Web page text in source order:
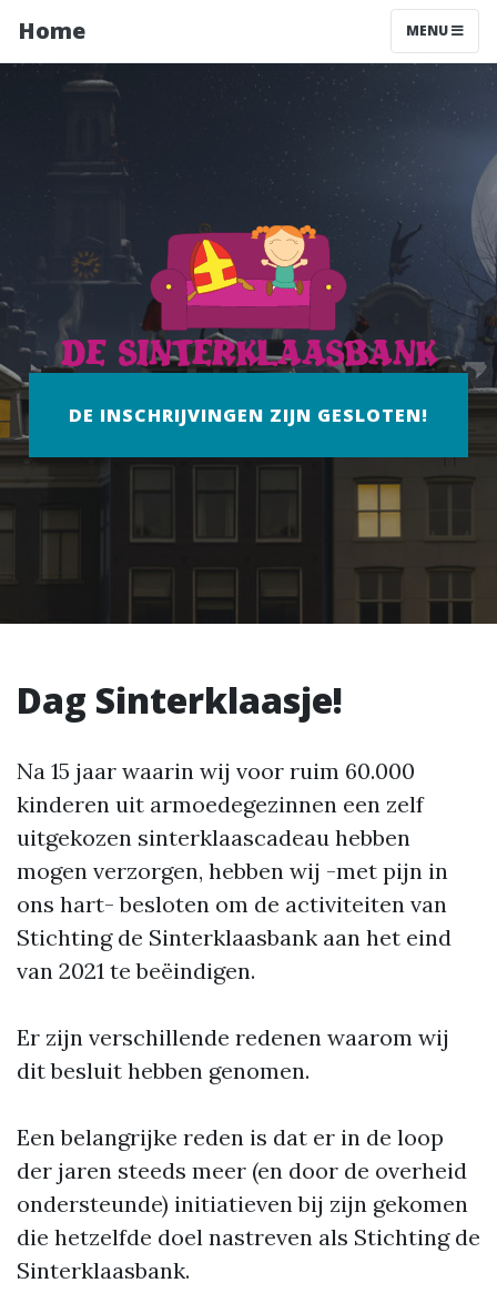
Home MENU
de Sinterklaasbank
DE INSCHRIJVINGEN ZIJN GESLOTEN!
Dag Sinterklaasje!
Na 15 jaar waarin wij voor ruim 60.000
kinderen uit armoedegezinnen een zelf
uitgekozen sinterklaascadeau hebben
mogen verzorgen, hebben wij -met pijn in
ons hart- besloten om de activiteiten van
Stichting de Sinterklaasbank aan het eind
van 2021 te beëindigen.
Er zijn verschillende redenen waarom wij
dit besluit hebben genomen.
Een belangrijke reden is dat er in de loop
der jaren steeds meer (en door de overheid
ondersteunde) initiatieven bij zijn gekomen
die hetzelfde doel nastreven als Stichting de
Sinterklaasbank.